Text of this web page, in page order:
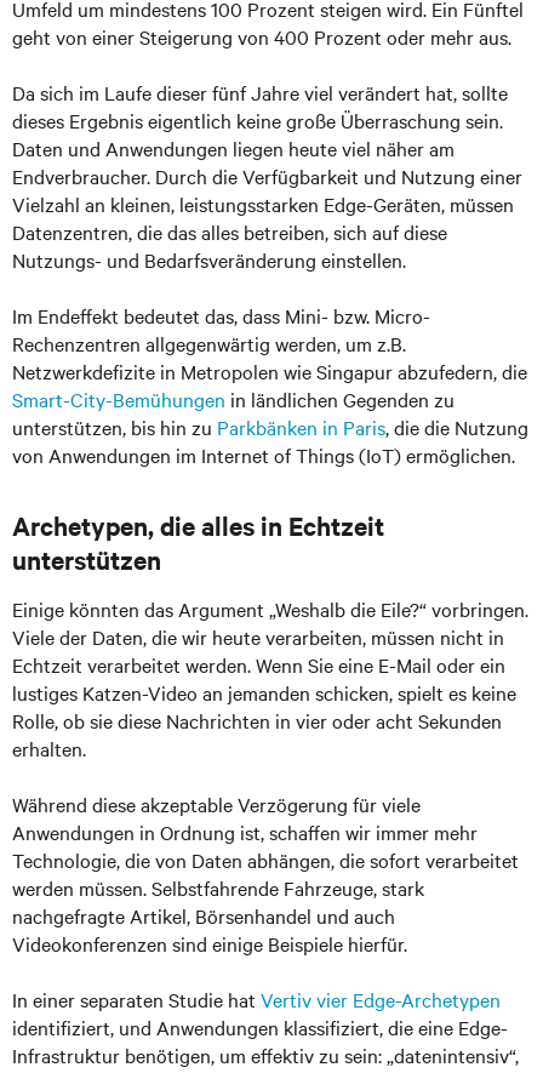
Umfeld um mindestens 100 Prozent steigen wird. Ein Fünftel
geht von einer Steigerung von 400 Prozent oder mehr aus.
Da sich im Laufe dieser fünf Jahre viel verändert hat, sollte
dieses Ergebnis eigentlich keine große Überraschung sein.
Daten und Anwendungen liegen heute viel näher am
Endverbraucher. Durch die Verfügbarkeit und Nutzung einer
Vielzahl an kleinen, leistungsstarken Edge-Geräten, müssen
Datenzentren, die das alles betreiben, sich auf diese
Nutzungs- und Bedarfsveränderung einstellen.
Im Endeffekt bedeutet das, dass Mini- bzw. Micro-
Rechenzentren allgegenwärtig werden, um z.B.
Netzwerkdefizite in Metropolen wie Singapur abzufedern, die
Smart-City-Bemühungen in ländlichen Gegenden zu
unterstützen, bis hin zu Parkbänken in Paris, die die Nutzung
von Anwendungen im Internet of Things (IoT) ermöglichen.
Archetypen, die alles in Echtzeit
unterstützen
Einige könnten das Argument „Weshalb die Eile?“ vorbringen.
Viele der Daten, die wir heute verarbeiten, müssen nicht in
Echtzeit verarbeitet werden. Wenn Sie eine E-Mail oder ein
lustiges Katzen-Video an jemanden schicken, spielt es keine
Rolle, ob sie diese Nachrichten in vier oder acht Sekunden
erhalten.
Während diese akzeptable Verzögerung für viele
Anwendungen in Ordnung ist, schaffen wir immer mehr
Technologie, die von Daten abhängen, die sofort verarbeitet
werden müssen. Selbstfahrende Fahrzeuge, stark
nachgefragte Artikel, Börsenhandel und auch
Videokonferenzen sind einige Beispiele hierfür.
In einer separaten Studie hat Vertiv vier Edge-Archetypen
identifiziert, und Anwendungen klassifiziert, die eine Edge-
Infrastruktur benötigen, um effektiv zu sein: „datenintensiv“,